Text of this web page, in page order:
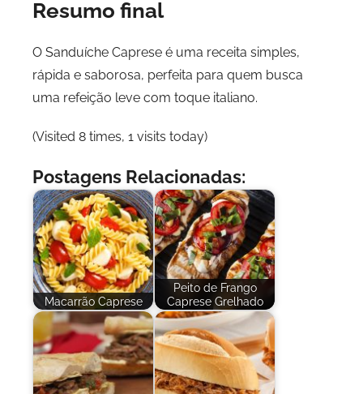
Resumo final
O Sanduíche Caprese é uma receita simples,
rápida e saborosa, perfeita para quem busca
uma refeição leve com toque italiano.
(Visited 8 times, 1 visits today)
Postagens Relacionadas:
Macarrão Caprese
Peito de Frango
Caprese Grelhado